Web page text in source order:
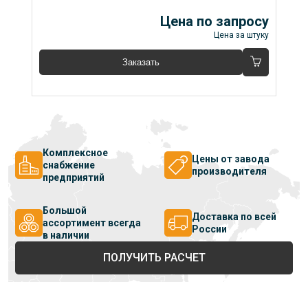
Цена по запросу
Цена за штуку
Заказать
Комплексное
снабжение
предприятий
Цены от завода
производителя
Большой
ассортимент всегда
в наличии
Доставка по всей
России
ПОЛУЧИТЬ РАСЧЕТ